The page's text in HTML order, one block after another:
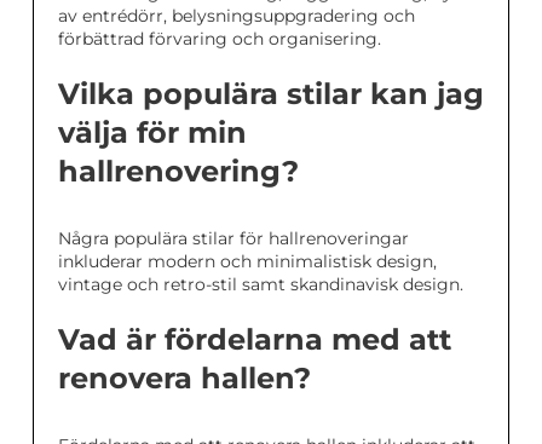
av entrédörr, belysningsuppgradering och
förbättrad förvaring och organisering.
Vilka populära stilar kan jag
välja för min
hallrenovering?
Några populära stilar för hallrenoveringar
inkluderar modern och minimalistisk design,
vintage och retro-stil samt skandinavisk design.
Vad är fördelarna med att
renovera hallen?